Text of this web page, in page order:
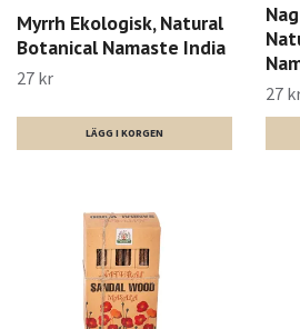
Myrrh Ekologisk, Natural
Botanical Namaste India
27 kr
27